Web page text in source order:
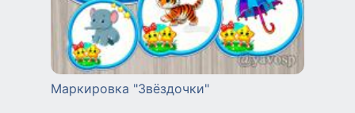
Маркировка "Звёздочки"